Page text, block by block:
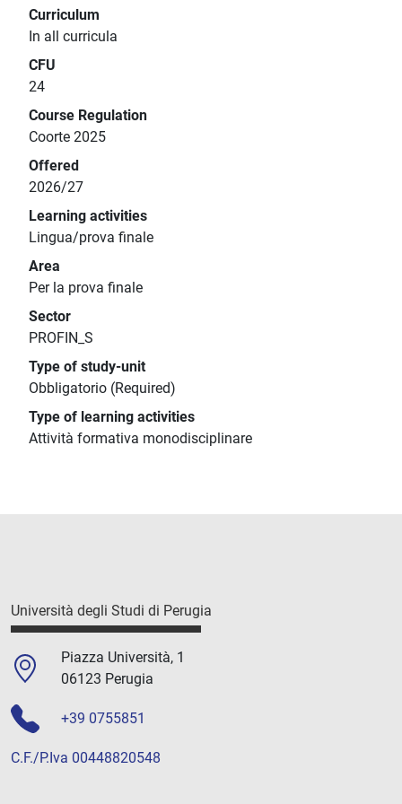
Curriculum
In all curricula
CFU
24
Course Regulation
Coorte 2025
Offered
2026/27
Learning activities
Lingua/prova finale
Area
Per la prova finale
Sector
PROFIN_S
Type of study-unit
Obbligatorio (Required)
Type of learning activities
Attività formativa monodisciplinare
Università degli Studi di Perugia
Piazza Università, 1
06123 Perugia
+39 0755851
C.F./P.Iva 00448820548